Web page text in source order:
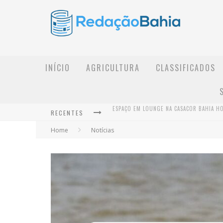
INÍCIO AGRICULTURA CLASSIFICADOS
RECENTES
Home Notícias